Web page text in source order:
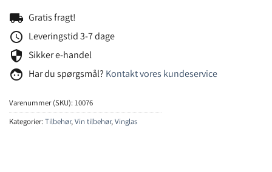
local_shipping Gratis fragt!
schedule Leveringstid 3-7 dage
security Sikker e-handel
face Har du spørgsmål? Kontakt vores kundeservice
Varenummer (SKU):10076
Kategorier:Tilbehør,Vin tilbehør,Vinglas